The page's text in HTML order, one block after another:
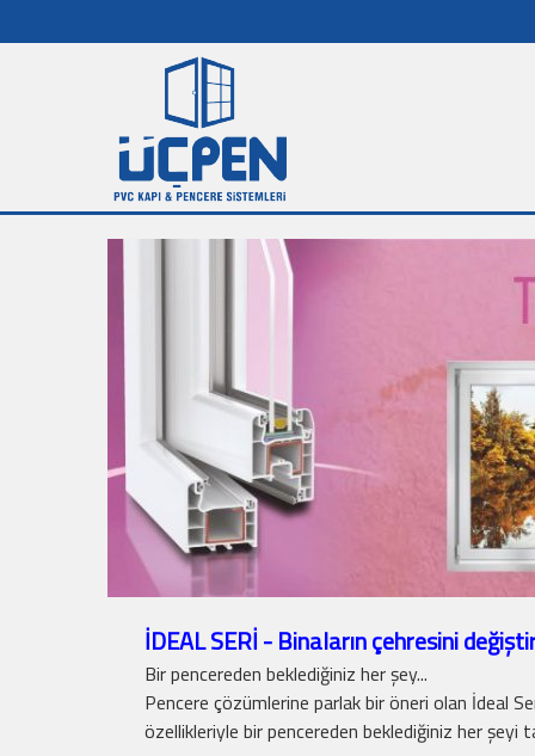
İDEAL SERİ - Binaların çehresini
Bir pencereden beklediğiniz her şey...
Pencere çözümlerine parlak bir öneri olan İdeal
özellikleriyle bir pencereden beklediğiniz her şeyi